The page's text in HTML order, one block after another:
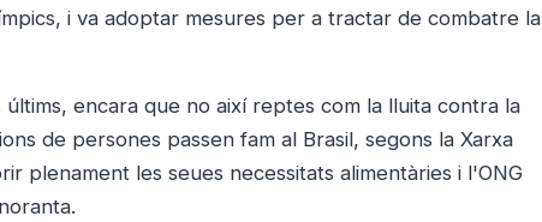
i va adoptar mesures per a tractar de combatre la
encara que no així reptes com la lluita contra la
de persones passen fam al Brasil, segons la Xarxa
plenament les seues necessitats alimentàries i l'ONG